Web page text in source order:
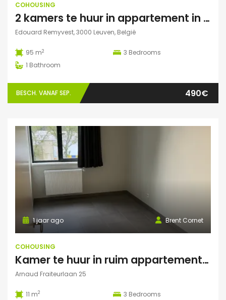
COHOUSING
2 kamers te huur in appartement in Leuven
Edouard Remyvest, 3000 Leuven, België
95 m2 3 Bedrooms
1 Bathroom
BESCH. VANAF SEP. 490€
Brent Cornet
1 jaar ago
COHOUSING
Kamer te huur in ruim appartement (Elsene)
Arnaud Fraiteurlaan 25
11 m2 3 Bedrooms